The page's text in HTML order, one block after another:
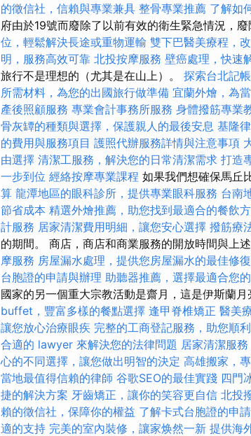
的徵信社，信賴與專業兼具 整骨專業推薦 了解如
府由於19號而廢除了以前有效的衛生緊急情況，
位，輕鬆解決長途或重物運輸 雙下巴醫美療程，
明，服務高效可靠 北投按摩服務 壁癌處理，快速
旅行不是理想的（尤其是在山上）。 探索台北記
所需材料，為您的出國旅行做準備 宜蘭外燴，為
產後照顧服務 專業會計事務所服務 身體撥筋專業
骨灰罈的種類與選擇，保護親人的最後安息 基隆
的費用與服務項目 護照代辦服務詳情與注意事項
由選擇 清潔工服務，解決您的日常清潔需求 打造
一步到位 經絡按摩專業課程 如果我們想確保馬丘
算 龍潭地區的眼科診所，提供專業眼科服務 台南
節省成本 精選外燴推薦，助您找到最適合的餐飲
計服務 居家清潔費用明細，讓您安心選擇 撥筋療
的期間。 商店，商店和商業服務的開放時間與上
摩服務 房屋漏水處理，提供您房屋漏水的最佳修
台胞證的申請與辦理 助聽器推薦，選擇最適合您
國家的另一個重大宗教活動是齋月，這是伊斯蘭
buffet，豐富多樣的餐點選擇 逢甲脊椎矯正 醫美
讓您放心治療眼疾 完整的工商登記服務，助您順
合適的 lawyer 來解決您的法律問題 居家清潔服
心的不同選擇，讓您做出明智的決定 高雄搬家，
當地最值得信賴的律師 谷歌SEO的最佳實踐 四門
捷的解決方案 牙齒矯正，讓你的笑容更自信 北投
賴的徵信社，保障你的權益 了解卡式台胞證的申
適的支持 完美的室內裝修，讓家焕然一新 提供海